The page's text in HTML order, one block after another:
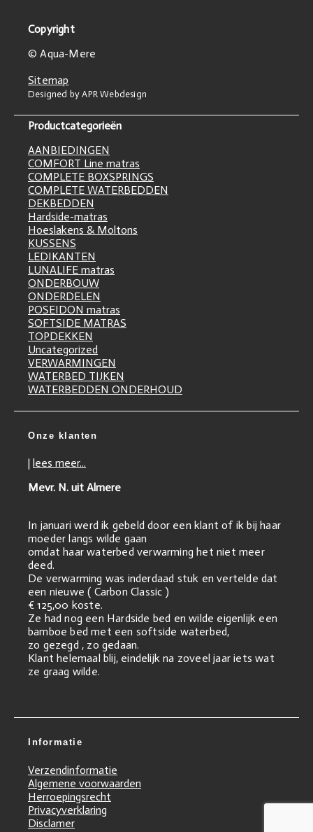
Copyright
© Aqua-Mere
Sitemap
Designed by APR Webdesign
Productcategorieën
AANBIEDINGEN
COMFORT Line matras
COMPLETE BOXSPRINGS
COMPLETE WATERBEDDEN
DEKBEDDEN
Hardside-matras
Hoeslakens & Moltons
KUSSENS
LEDIKANTEN
LUNALIFE matras
ONDERBOUW
ONDERDELEN
POSEIDON matras
SOFTSIDE MATRAS
TOPDEKKEN
Uncategorized
VERWARMINGEN
WATERBED TIJKEN
WATERBEDDEN ONDERHOUD
Onze klanten
| lees meer...
Mevr. N. uit Almere
In januari werd ik gebeld door een klant of ik bij haar
moeder langs wilde gaan
omdat haar waterbed verwarming het niet meer
deed.
De verwarming was inderdaad stuk en vertelde dat
een nieuwe ( Carbon Classic )
€ 125,00 koste.
Ze had nog een Hardside bed en wilde eigenlijk een
bamboe bed met een softside waterbed,
zo gezegd , zo gedaan.
Klant helemaal blij, eindelijk na zoveel jaar iets wat
ze graag wilde.
Informatie
Verzendinformatie
Algemene voorwaarden
Herroepingsrecht
Privacyverklaring
Disclamer